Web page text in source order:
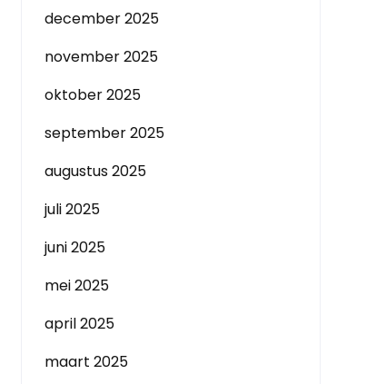
december 2025
november 2025
oktober 2025
september 2025
augustus 2025
juli 2025
juni 2025
mei 2025
april 2025
maart 2025